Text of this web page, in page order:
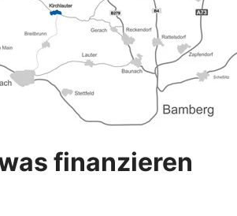
finanzieren